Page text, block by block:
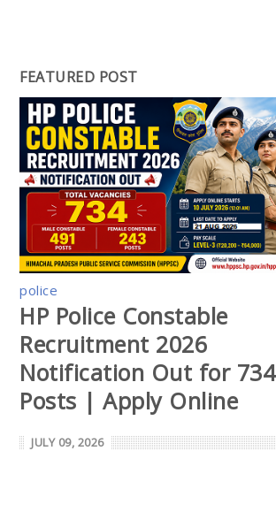
FEATURED POST
police
HP Police Constable
Recruitment 2026
Notification Out for 734
Posts | Apply Online
JULY 09, 2026